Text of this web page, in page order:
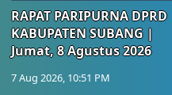
RAPAT PARIPURNA DPRD
KABUPATEN SUBANG |
Jumat, 8 Agustus 2026
7 Aug 2026, 10:51 PM